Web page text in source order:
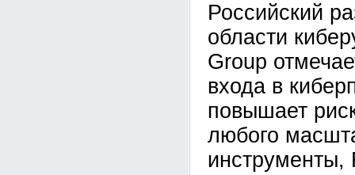
Российский
области
Group
входа в
повышает
любого